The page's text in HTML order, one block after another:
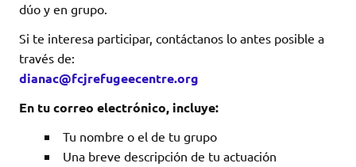
dúo y en grupo.
Si te interesa participar, contáctanos lo antes posible a
través de:
dianac@fcjrefugeecentre.org
En tu correo electrónico, incluye:
Tu nombre o el de tu grupo
Una breve descripción de tu actuación